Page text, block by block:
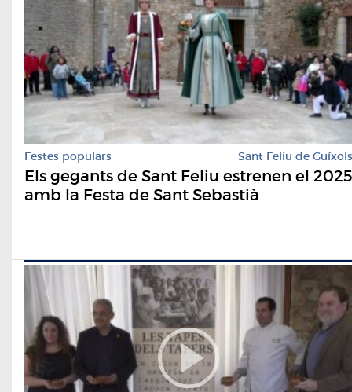
Festes populars Sant Feliu de Guíxols
Els gegants de Sant Feliu estrenen el 2025
amb la Festa de Sant Sebastià